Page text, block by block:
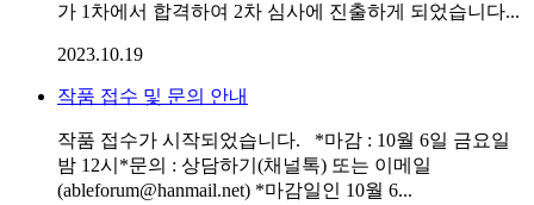
가 1차에서 합격하여 2차 심사에 진출하게 되었습니다...
2023.10.19
작품 접수 및 문의 안내
작품 접수가 시작되었습니다. *마감 : 10월 6일 금요일
밤 12시*문의 : 상담하기(채널톡) 또는 이메일
(ableforum@hanmail.net) *마감일인 10월 6...